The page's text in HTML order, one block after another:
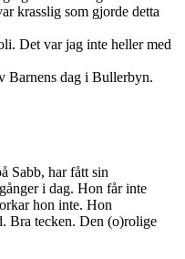
krasslig som gjorde detta
Det var jag inte heller med
Barnens dag i Bullerbyn.
Sabb, har fått sin
i dag. Hon får inte
hon inte. Hon
Bra tecken. Den (o)rolige